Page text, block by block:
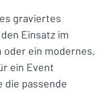
graviertes
Einsatz im
ein modernes,
ein Event
die passende